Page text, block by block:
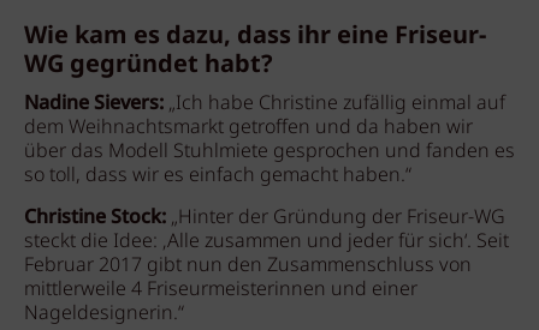
Wie kam es dazu, dass ihr eine Friseur-
WG gegründet habt?
Nadine Sievers: „Ich habe Christine zufällig einmal auf
dem Weihnachtsmarkt getroffen und da haben wir
über das Modell Stuhlmiete gesprochen und fanden es
so toll, dass wir es einfach gemacht haben.“
Christine Stock: „Hinter der Gründung der Friseur-WG
steckt die Idee: ‚Alle zusammen und jeder für sich‘. Seit
Februar 2017 gibt nun den Zusammenschluss von
mittlerweile 4 Friseurmeisterinnen und einer
Nageldesignerin.“